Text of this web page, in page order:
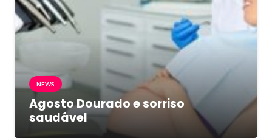
NEWS
Agosto Dourado e sorriso
saudável